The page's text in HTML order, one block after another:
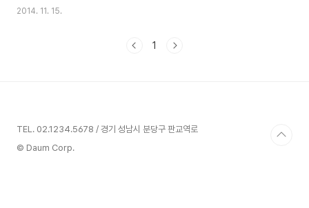
밖에 없다. 또한 혜성은 밝게 빛나며 긴 꼬리를 갖는 것으로 유명하다. 그렇다면
? 또한 미래를 다루는 공상과학(SF, Scientific Fiction) 영화는 소행성의 지
2014. 11. 15.
1
TEL. 02.1234.5678 / 경기 성남시 분당구 판교역로
© Daum Corp.